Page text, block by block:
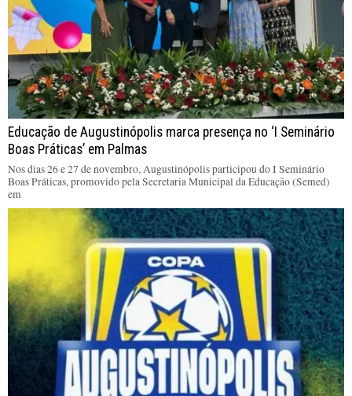
Educação de Augustinópolis marca presença no ‘I Seminário
Boas Práticas’ em Palmas
Nos dias 26 e 27 de novembro, Augustinópolis participou do I Seminário
Boas Práticas, promovido pela Secretaria Municipal da Educação (Semed)
em